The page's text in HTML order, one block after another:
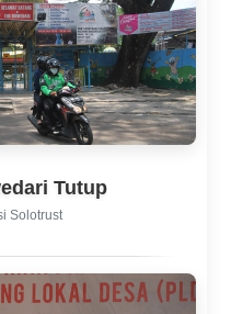
Tutup
Solotrust